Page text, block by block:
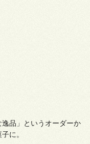
品」というオーダーか
に。